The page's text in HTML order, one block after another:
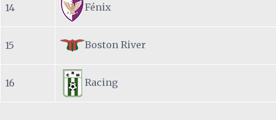
14 Fénix
15 Boston River
16 Racing